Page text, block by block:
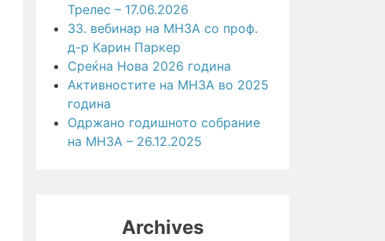
Трелес – 17.06.2026
33. вебинар на МНЗА со проф.
д-р Карин Паркер
Среќна Нова 2026 година
Активностите на МНЗА во 2025
година
Одржано годишното собрание
на МНЗА – 26.12.2025
Archives